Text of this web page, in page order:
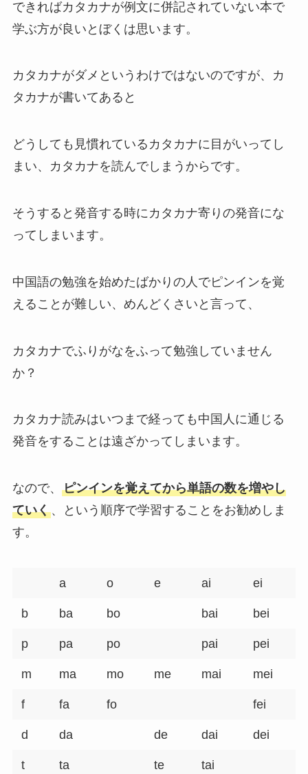
できればカタカナが例文に併記されていない本で
学ぶ方が良い とぼくは思います。
カタカナがダメというわけではないのですが、カ
タカナが書いてあると
どうしても見慣れているカタカナに目がいってし
まい、カタカナを読んでしまうからです。
そうすると発音する時にカタカナ寄りの発音にな
ってしまいます。
中国語の勉強を始めたばかりの人でピンインを覚
えることが難しい、めんどくさいと言って、
カタカナでふりがなをふって勉強していません
か？
カタカナ読みはいつまで経っても中国人に通じる
発音をすることは遠ざかってしまいます。
なので、 ピンインを覚えてから単語の数を増やし
ていく、という順序で学習することをお勧めしま
す。
a o e ai ei
b ba bo bai bei
p pa po pai pei
m ma mo me mai mei
f fa fo fei
d da de dai dei
t ta te tai